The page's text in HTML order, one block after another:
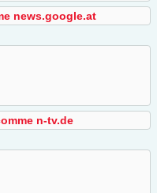
news.google.at
n-tv.de